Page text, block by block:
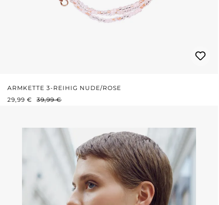
ARMKETTE 3-REIHIG NUDE/ROSE
VERKAUFSPREIS:
29,99 € REGULÄRER PREIS:
39,99 €